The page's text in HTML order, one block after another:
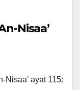
Nisaa’
Nisaa’ ayat 115: